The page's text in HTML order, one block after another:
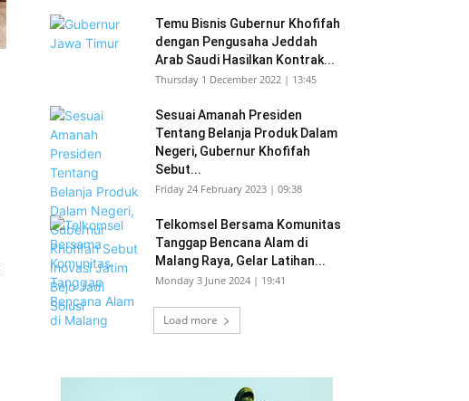
Temu Bisnis Gubernur Khofifah
dengan Pengusaha Jeddah
Arab Saudi Hasilkan Kontrak...
Thursday 1 December 2022 | 13:45
Sesuai Amanah Presiden
Tentang Belanja Produk Dalam
Negeri, Gubernur Khofifah
Sebut...
Friday 24 February 2023 | 09:38
Telkomsel Bersama Komunitas
Tanggap Bencana Alam di
Malang Raya, Gelar Latihan...
Monday 3 June 2024 | 19:41
Load more